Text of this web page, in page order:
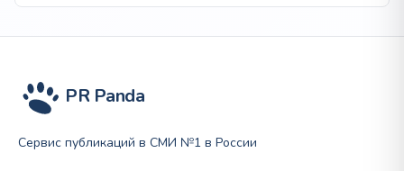
PR Panda
Сервис публикаций в СМИ №1 в России